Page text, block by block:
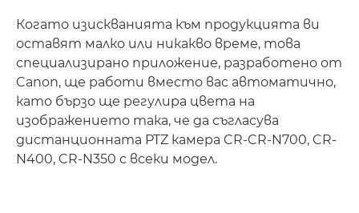
Когато изискванията към продукцията ви
оставят малко или никакво време, това
специализирано приложение, разработено от
Canon, ще работи вместо вас автоматично,
като бързо ще регулира цвета на
изображението така, че да съгласува
дистанционната PTZ камера CR-CR-N700, CR-
N400, CR-N350 с всеки модел.